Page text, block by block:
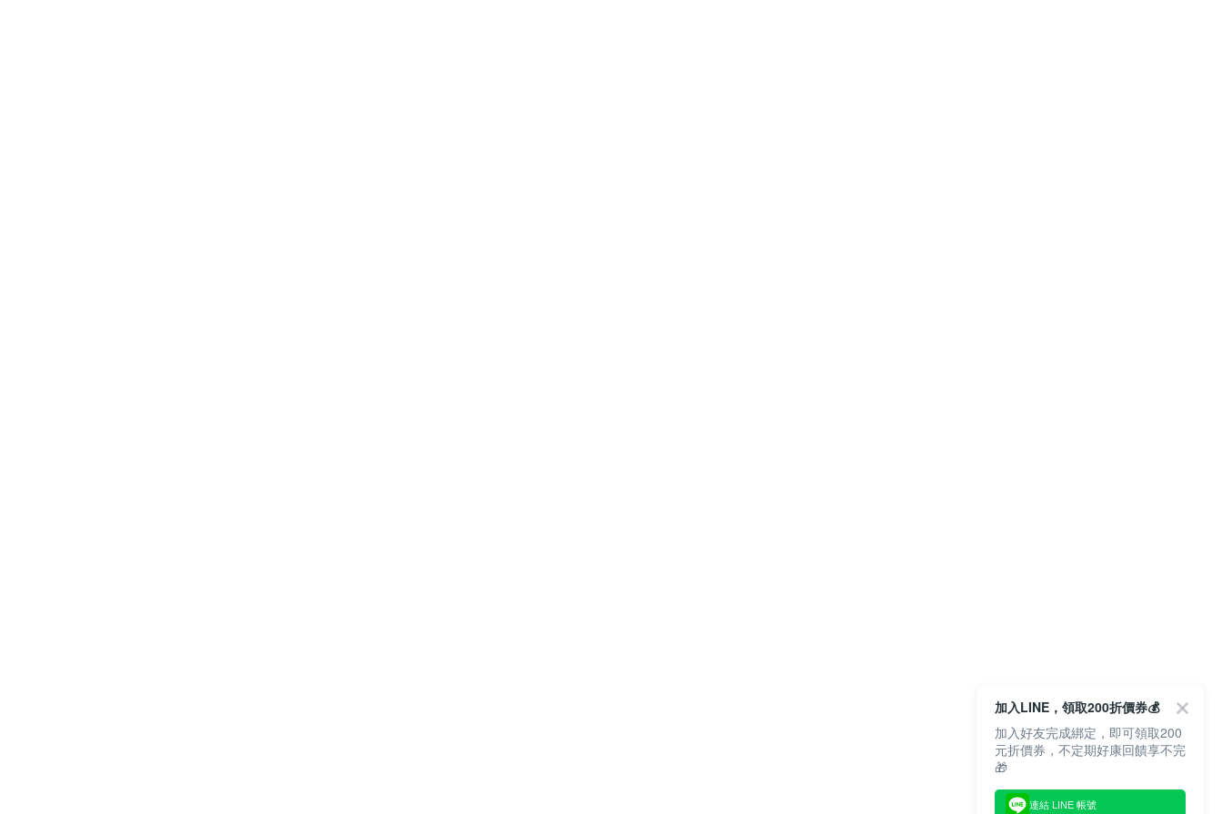
加入LINE，領取200折價券💰
加入好友完成綁定，即可領取200
元折價券，不定期好康回饋享不完
🎁
連結 LINE 帳號